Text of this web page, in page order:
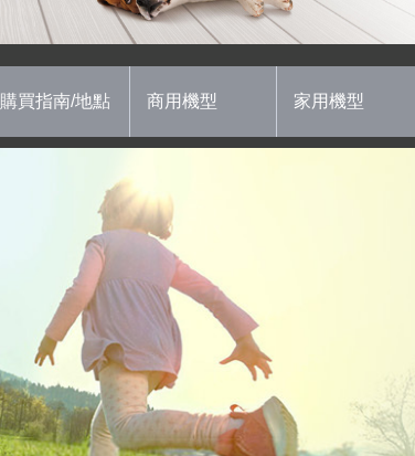
購買指南/地點 商用機型 家用機型